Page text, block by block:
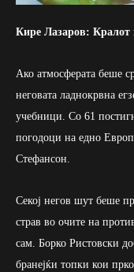
Кире Лазаров: Кралот
Ако атмосферата беше
неговата ладнокрвна
учебници. Со 61
погодоци на едно
Стефансон.
Секој негов шут беше
страв во очите на
сам. Борко Ристовски
бранејќи топки кои